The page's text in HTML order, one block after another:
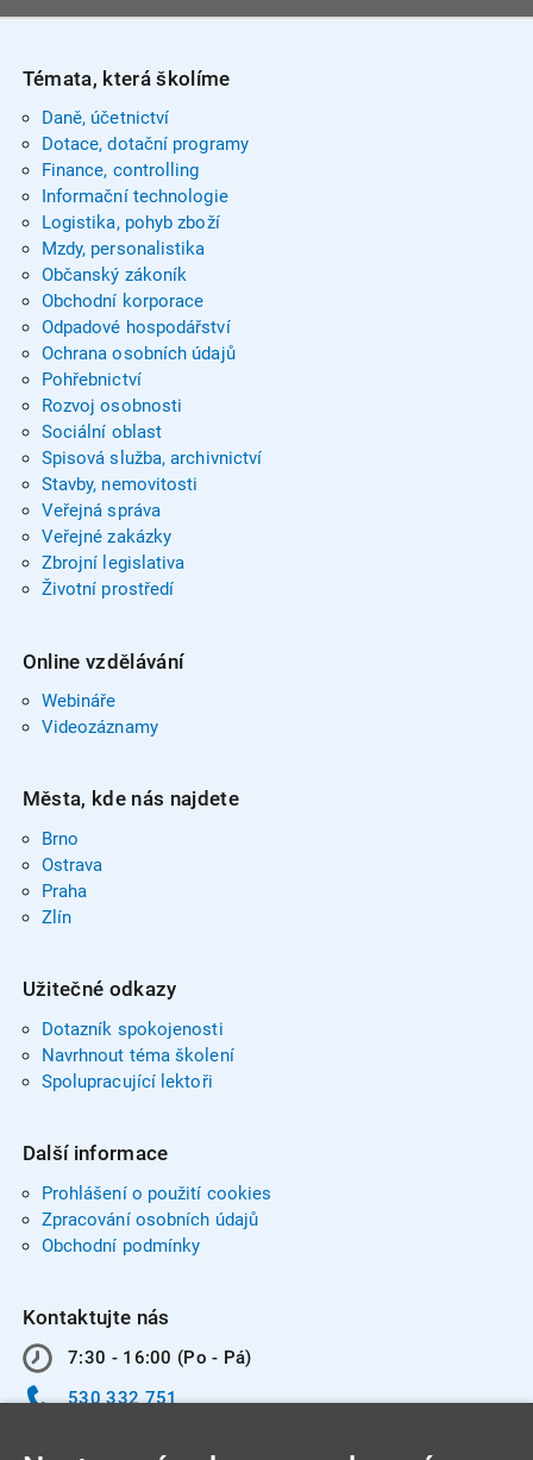
Témata, která školíme
Daně, účetnictví
Dotace, dotační programy
Finance, controlling
Informační technologie
Logistika, pohyb zboží
Mzdy, personalistika
Občanský zákoník
Obchodní korporace
Odpadové hospodářství
Ochrana osobních údajů
Pohřebnictví
Rozvoj osobnosti
Sociální oblast
Spisová služba, archivnictví
Stavby, nemovitosti
Veřejná správa
Veřejné zakázky
Zbrojní legislativa
Životní prostředí
Online vzdělávání
Webináře
Videozáznamy
Města, kde nás najdete
Brno
Ostrava
Praha
Zlín
Užitečné odkazy
Dotazník spokojenosti
Navrhnout téma školení
Spolupracující lektoři
Další informace
Prohlášení o použití cookies
Zpracování osobních údajů
Obchodní podmínky
Kontaktujte nás
7:30 - 16:00 (Po - Pá)
530 332 751